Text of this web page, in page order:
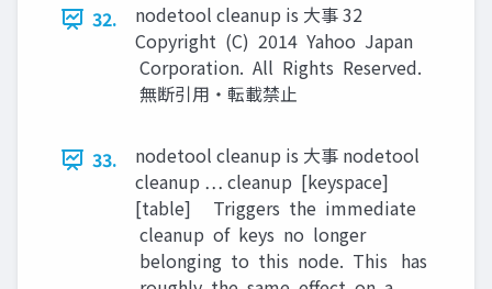
32.
nodetool cleanup is 大事 32
Copyright (C) 2014 Yahoo Japan
Corporation. All Rights Reserved.
無断引用・転載禁止
33.
nodetool cleanup is 大事 nodetool
cleanup … cleanup [keyspace]
[table] Triggers the immediate
cleanup of keys no longer
belonging to this node. This has